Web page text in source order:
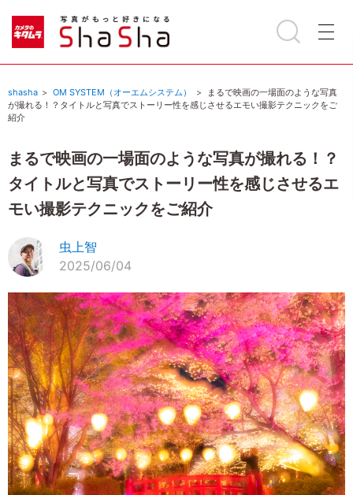
shasha OM SYSTEM（オーエムシステム）
まるで映画の一場面のような写真
が撮れる！？タイトルと写真でストーリー性を感じさせるエモい撮影テクニックをご
紹介
まるで映画の一場面のような写真が撮れる！？
タイトルと写真でストーリー性を感じさせるエ
モい撮影テクニックをご紹介
虫上智
2025/06/04